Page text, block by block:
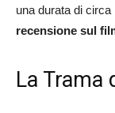
una durata di
recensione sul
La Trama